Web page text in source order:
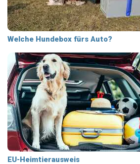
Welche Hundebox fürs Auto?
EU-Heimtierausweis